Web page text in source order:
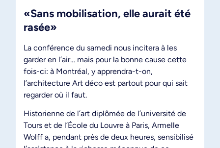
«Sans mobilisation, elle aurait été
rasée»
La conférence du samedi nous incitera à les
garder en l’air… mais pour la bonne cause cette
fois-ci: à Montréal, y apprendra-t-on,
l’architecture Art déco est partout pour qui sait
regarder où il faut.
Historienne de l’art diplômée de l’université de
Tours et de l’École du Louvre à Paris, Armelle
Wolff a, pendant près de deux heures, sensibilisé